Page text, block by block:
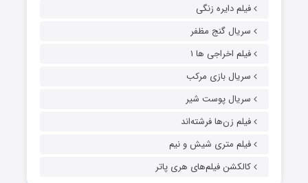
فیلم دایره زنگی
سریال گنج مظفر
فیلم اخراجی ها ۱
سریال بازی مرکب
سریال پوست شیر
فیلم زن‌ها فرشته‌اند
فیلم متری شیش و نیم
کالکشن فیلم‌های هری پاتر